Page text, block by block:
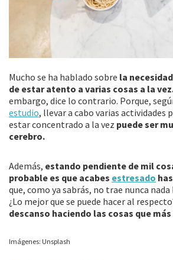
Mucho se ha hablado sobre la
de estar atento a varias cosas a la
embargo, dice lo contrario. Porque,
estudio, llevar a cabo varias actividades
estar concentrado a la vez puede ser
cerebro.
Además, estando pendiente de mil
probable es que acabes estresado
que, como ya sabrás, no trae nunca
¿Lo mejor que se puede hacer al
descanso haciendo las cosas que
Imágenes: Unsplash